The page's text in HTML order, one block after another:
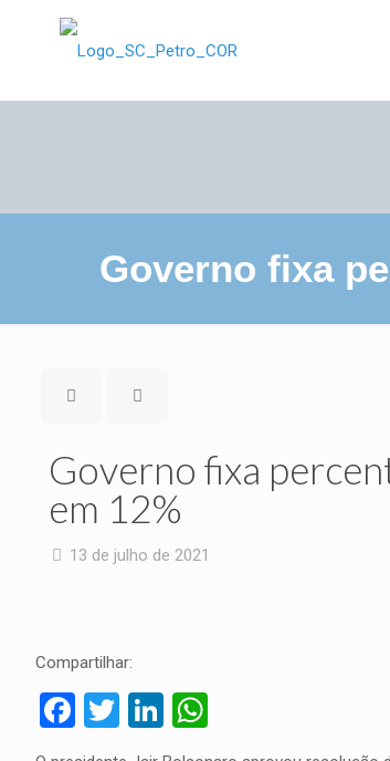
Governo fixa
Governo fixa
em 12%
13 de julho de 2021
Compartilhar:
Facebook
TwitterLinkedIn
WhatsApp